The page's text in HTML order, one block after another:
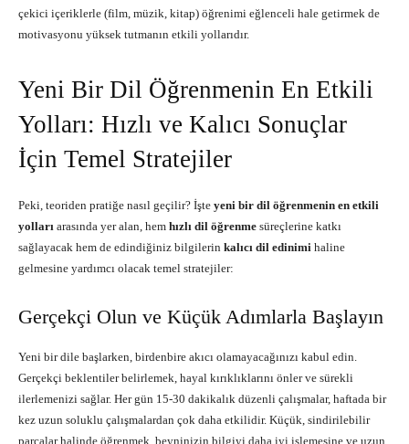
çekici içeriklerle (film, müzik, kitap) öğrenimi eğlenceli hale getirmek de
motivasyonu yüksek tutmanın etkili yollarıdır.
Yeni Bir Dil Öğrenmenin En Etkili
Yolları: Hızlı ve Kalıcı Sonuçlar
İçin Temel Stratejiler
Peki, teoriden pratiğe nasıl geçilir? İşte yeni bir dil öğrenmenin en etkili
yolları arasında yer alan, hem hızlı dil öğrenme süreçlerine katkı
sağlayacak hem de edindiğiniz bilgilerin kalıcı dil edinimi haline
gelmesine yardımcı olacak temel stratejiler:
Gerçekçi Olun ve Küçük Adımlarla Başlayın
Yeni bir dile başlarken, birdenbire akıcı olamayacağınızı kabul edin.
Gerçekçi beklentiler belirlemek, hayal kırıklıklarını önler ve sürekli
ilerlemenizi sağlar. Her gün 15-30 dakikalık düzenli çalışmalar, haftada bir
kez uzun soluklu çalışmalardan çok daha etkilidir. Küçük, sindirilebilir
parçalar halinde öğrenmek, beyninizin bilgiyi daha iyi işlemesine ve uzun